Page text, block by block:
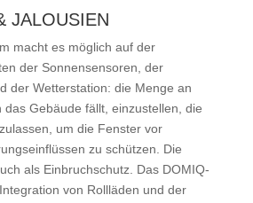
JALOUSIEN
macht es möglich auf der
der Sonnensensoren, der
der Wetterstation: die Menge an
das Gebäude fällt, einzustellen, die
um die Fenster vor
zu schützen. Die
als Einbruchschutz. Das DOMIQ-
von Rollläden und der